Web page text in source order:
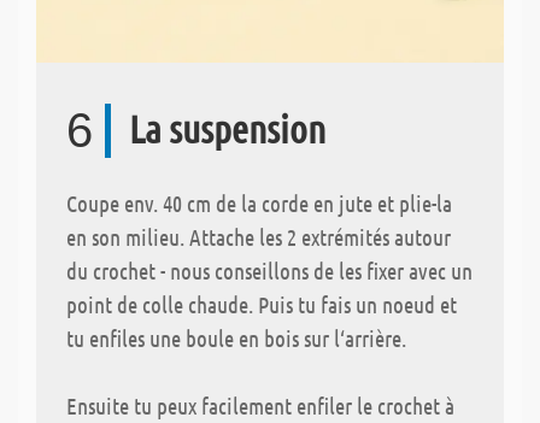
6 La suspension
Coupe env. 40 cm de la corde en jute et plie-la
en son milieu. Attache les 2 extrémités autour
du crochet - nous conseillons de les fixer avec un
point de colle chaude. Puis tu fais un noeud et
tu enfiles une boule en bois sur l‘arrière.
Ensuite tu peux facilement enfiler le crochet à